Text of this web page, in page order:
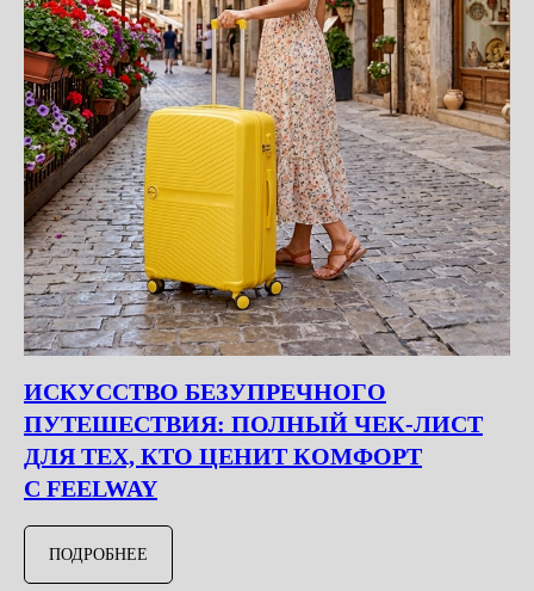
ИСКУССТВО БЕЗУПРЕЧНОГО
ПУТЕШЕСТВИЯ: ПОЛНЫЙ ЧЕК-ЛИСТ
ДЛЯ ТЕХ, КТО ЦЕНИТ КОМФОРТ
С FEELWAY
ПОДРОБНЕЕ